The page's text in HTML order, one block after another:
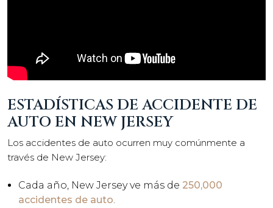
ESTADÍSTICAS DE ACCIDENTE DE
AUTO EN NEW JERSEY
Los accidentes de auto ocurren muy comúnmente a
través de New Jersey:
Cada año, New Jersey ve más de 250,000
accidentes de auto.